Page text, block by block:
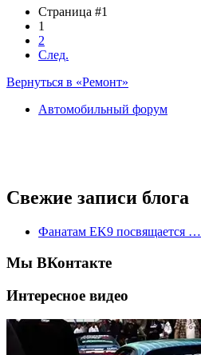
Страница #1
1
2
След.
Вернуться в «Ремонт»
Автомобильный форум
Свежие записи блога
Фанатам EK9 посвящается …
Мы ВКонтакте
Интересное видео